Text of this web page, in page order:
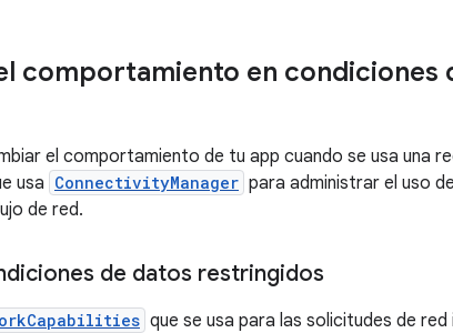
comportamiento en condiciones
el comportamiento de tu app cuando se usa una
usa ConnectivityManager para administrar el uso
de red.
de datos restringidos
que se usa para las solicitudes de red